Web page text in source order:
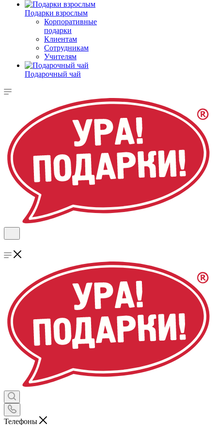
Подарки взрослым
Корпоративные
подарки
Клиентам
Сотрудникам
Учителям
Подарочный чай
Телефоны